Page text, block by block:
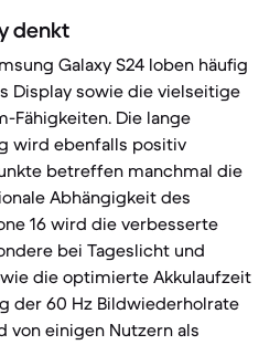
denkt
Galaxy S24 loben häufig
Display sowie die vielseitige
Fähigkeiten. Die lange
wird ebenfalls positiv
betreffen manchmal die
Abhängigkeit des
16 wird die verbesserte
bei Tageslicht und
die optimierte Akkulaufzeit
der 60 Hz Bildwiederholrate
von einigen Nutzern als